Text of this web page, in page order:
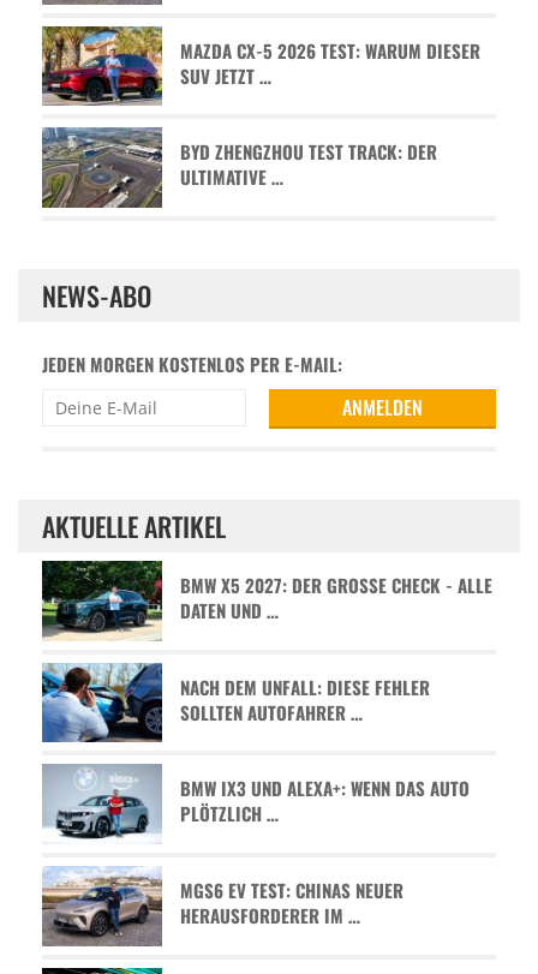
MAZDA CX-5 2026 TEST: WARUM DIESER
SUV JETZT …
BYD ZHENGZHOU TEST TRACK: DER
ULTIMATIVE …
NEWS-ABO
JEDEN MORGEN KOSTENLOS PER E-MAIL:
AKTUELLE ARTIKEL
BMW X5 2027: DER GROSSE CHECK - ALLE D
ATEN UND …
NACH DEM UNFALL: DIESE FEHLER
SOLLTEN AUTOFAHRER …
BMW IX3 UND ALEXA+: WENN DAS AUTO
PLÖTZLICH …
MGS6 EV TEST: CHINAS NEUER
HERAUSFORDERER IM …